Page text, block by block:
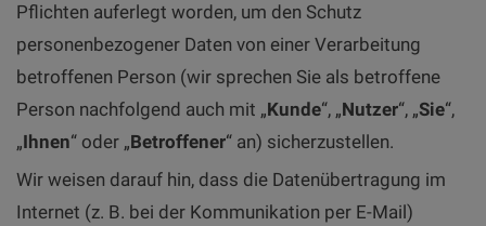
Pflichten auferlegt worden, um den Schutz
personenbezogener Daten von einer Verarbeitung
betroffenen Person (wir sprechen Sie als betroffene
Person nachfolgend auch mit „Kunde“, „Nutzer“, „Sie“,
„Ihnen“ oder „Betroffener“ an) sicherzustellen.
Wir weisen darauf hin, dass die Datenübertragung im
Internet (z. B. bei der Kommunikation per E-Mail)